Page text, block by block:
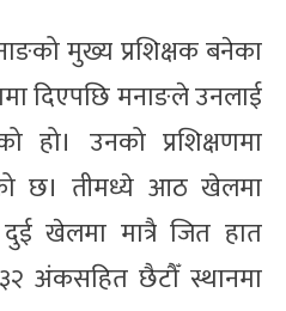
मुख्य प्रशिक्षक बनेका
दिएपछि मनाङले उनलाई
हो। उनको प्रशिक्षणमा
छ। तीमध्ये आठ खेलमा
खेलमा मात्रै जित हात
अंकसहित छैटौँ स्थानमा